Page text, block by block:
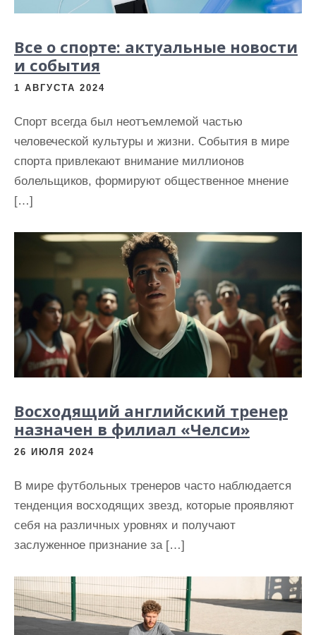
Все о спорте: актуальные новости
и события
1 АВГУСТА 2024
Спорт всегда был неотъемлемой частью
человеческой культуры и жизни. События в мире
спорта привлекают внимание миллионов
болельщиков, формируют общественное мнение
[…]
Восходящий английский тренер
назначен в филиал «Челси»
26 ИЮЛЯ 2024
В мире футбольных тренеров часто наблюдается
тенденция восходящих звезд, которые проявляют
себя на различных уровнях и получают
заслуженное признание за […]